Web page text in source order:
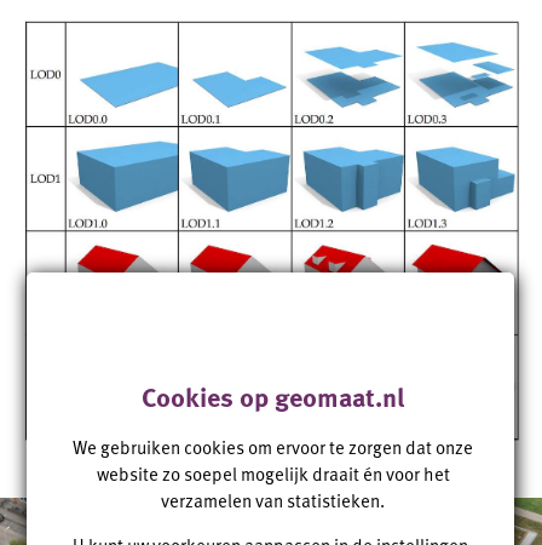
Cookies op geomaat.nl
We gebruiken cookies om ervoor te zorgen dat onze
website zo soepel mogelijk draait én voor het
verzamelen van statistieken.